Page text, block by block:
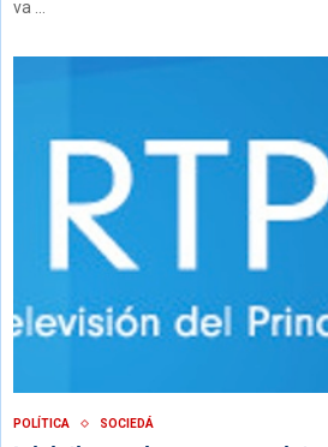
va …
POLÍTICA SOCIEDÁ